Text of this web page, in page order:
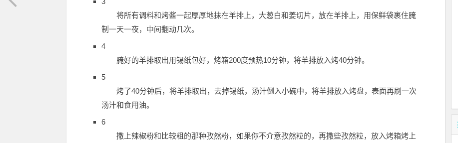
将所有调料和烤酱一起厚厚地抹在羊排上，大葱白和姜切片，放在羊排上，用保鲜袋裹住腌
制一天一夜，中间翻动几次。
4
腌好的羊排取出用锡纸包好，烤箱200度预热10分钟，将羊排放入烤40分钟。
5
烤了40分钟后，将羊排取出，去掉锡纸，汤汁倒入小碗中，将羊排放入烤盘，表面再刷一次
汤汁和食用油。
6
撒上辣椒粉和比较粗的那种孜然粉，如果你不介意孜然粒的，再撒些孜然粒，放入烤箱烤上